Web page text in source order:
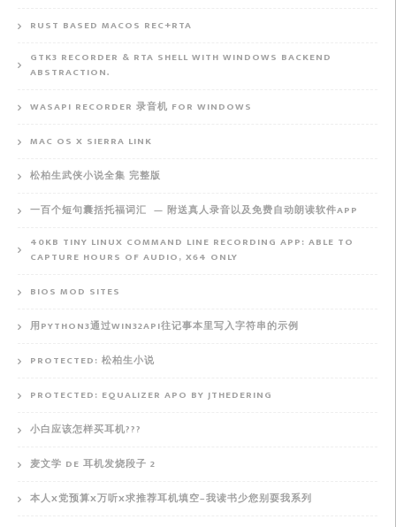
RUST BASED MACOS REC+RTA
GTK3 RECORDER & RTA SHELL WITH WINDOWS BACKEND
ABSTRACTION.
WASAPI RECORDER 录音机 FOR WINDOWS
MAC OS X SIERRA LINK
松柏生武侠小说全集 完整版
一百个短句囊括托福词汇 — 附送真人录音以及免费自动朗读软件APP
40KB TINY LINUX COMMAND LINE RECORDING APP: ABLE TO
CAPTURE HOURS OF AUDIO, X64 ONLY
BIOS MOD SITES
用PYTHON3通过WIN32API往记事本里写入字符串的示例
PROTECTED: 松柏生小说
PROTECTED: EQUALIZER APO BY JTHEDERING
小白应该怎样买耳机???
麦文学 DE 耳机发烧段子 2
本人X党预算X万听X求推荐耳机填空–我读书少您别耍我系列